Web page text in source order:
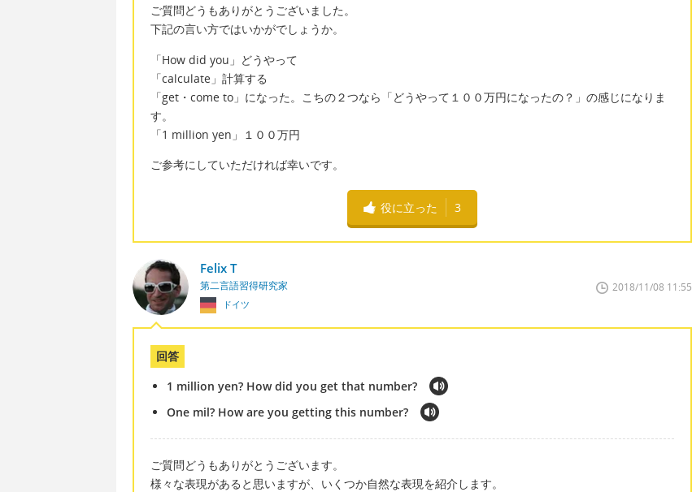
ご質問どうもありがとうございました。
下記の言い方ではいかがでしょうか。
「How did you」どうやって
「calculate」計算する
「get・come to」になった。こちの２つなら「どうやって１００万円になったの？」の感じになりま
す。
「1 million yen」１００万円
ご参考にしていただければ幸いです。
役に立った 3
Felix T
第二言語習得研究家
ドイツ
2018/11/08 11:55
回答
1 million yen? How did you get that number?
One mil? How are you getting this number?
ご質問どうもありがとうございます。
様々な表現があると思いますが、いくつか自然な表現を紹介します。